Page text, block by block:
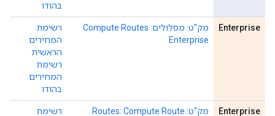
בהודו
Enterprise
מק"ט: מסלולים: Compute Routes
Enterprise
רשימת
המחירים
הראשית
רשימת
המחירים
בהודו
Enterprise
מק"ט: Routes: Compute Route
רשימת